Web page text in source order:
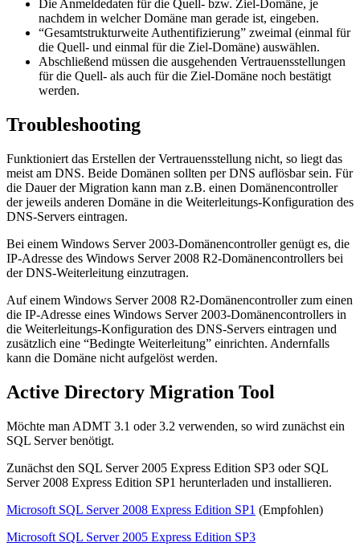
Die Anmeldedaten für die Quell- bzw. Ziel-Domäne, je
nachdem in welcher Domäne man gerade ist, eingeben.
“Gesamtstrukturweite Authentifizierung” zweimal (einmal für
die Quell- und einmal für die Ziel-Domäne) auswählen.
Abschließend müssen die ausgehenden Vertrauensstellungen
für die Quell- als auch für die Ziel-Domäne noch bestätigt
werden.
Troubleshooting
Funktioniert das Erstellen der Vertrauensstellung nicht, so liegt das
meist am DNS. Beide Domänen sollten per DNS auflösbar sein. Für
die Dauer der Migration kann man z.B. einen Domänencontroller
der jeweils anderen Domäne in die Weiterleitungs-Konfiguration des
DNS-Servers eintragen.
Bei einem Windows Server 2003-Domänencontroller genügt es, die
IP-Adresse des Windows Server 2008 R2-Domänencontrollers bei
der DNS-Weiterleitung einzutragen.
Auf einem Windows Server 2008 R2-Domänencontroller zum einen
die IP-Adresse eines Windows Server 2003-Domänencontrollers in
die Weiterleitungs-Konfiguration des DNS-Servers eintragen und
zusätzlich eine “Bedingte Weiterleitung” einrichten. Andernfalls
kann die Domäne nicht aufgelöst werden.
Active Directory Migration Tool
Möchte man ADMT 3.1 oder 3.2 verwenden, so wird zunächst ein
SQL Server benötigt.
Zunächst den SQL Server 2005 Express Edition SP3 oder SQL
Server 2008 Express Edition SP1 herunterladen und installieren.
Microsoft SQL Server 2008 Express Edition SP1 (Empfohlen)
Microsoft SQL Server 2005 Express Edition SP3